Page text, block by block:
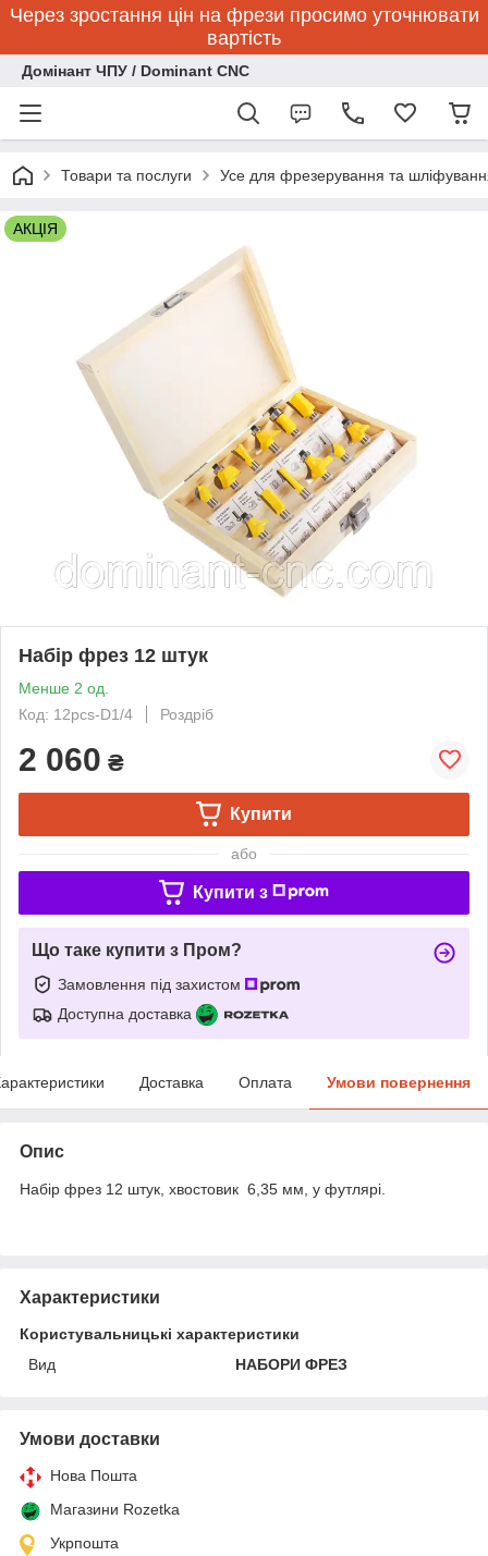
Через зростання цін на фрези просимо уточнювати
вартість
Домінант ЧПУ / Dominant CNC
Товари та послуги Усе для фрезерування та
АКЦІЯ
Набір фрез 12 штук
Менше 2 од.
Код: 12pcs-D1/4
Роздріб
2 060 ₴
Купити
або
Купити з
Що таке купити з Пром?
Замовлення під захистом
Доступна доставка
Доставка Оплата Умови повернення
Опис
Набір фрез 12 штук, хвостовик 6,35 мм, у футлярі.
Характеристики
Користувальницькі характеристики
Вид
НАБОРИ ФРЕЗ
Умови доставки
Нова Пошта
Магазини Rozetka
Укрпошта